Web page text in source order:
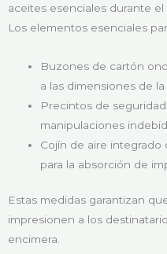
aceites esenciales durante el
Los elementos esenciales
Buzones de cartón
a las dimensiones de la
Precintos de
manipulaciones
Cojín de aire
para la absorción de
Estas medidas garantizan
impresionen a los
encimera.